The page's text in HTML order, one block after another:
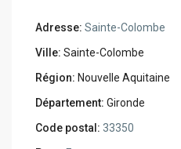
Adresse: Sainte-Colombe
Ville: Sainte-Colombe
Région: Nouvelle Aquitaine
Département: Gironde
Code postal: 33350